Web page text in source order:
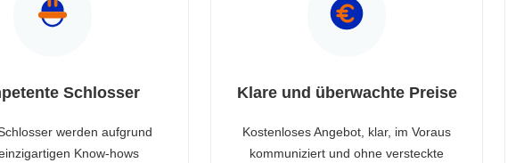
Schlosser
werden aufgrund
Know-hows
Klare und überwachte Preise
Kostenloses Angebot, klar, im Voraus
kommuniziert und ohne versteckte